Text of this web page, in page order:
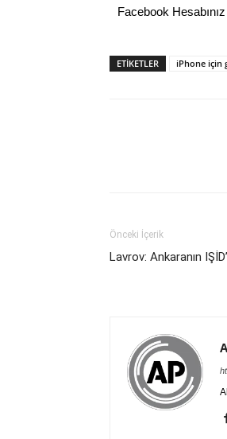
Facebook
ETİKETLER iPhone için
Önceki İçerik
Lavrov: Ankaranın